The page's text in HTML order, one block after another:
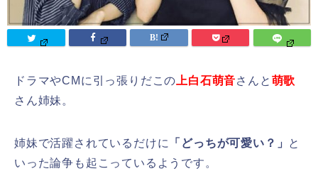
ドラマやCMに引っ張りだこの 上白石萌音さんと 萌歌
さん姉妹。
姉妹で活躍されているだけに 「どっちが可愛い？」 と
いった論争も起こっているようです。